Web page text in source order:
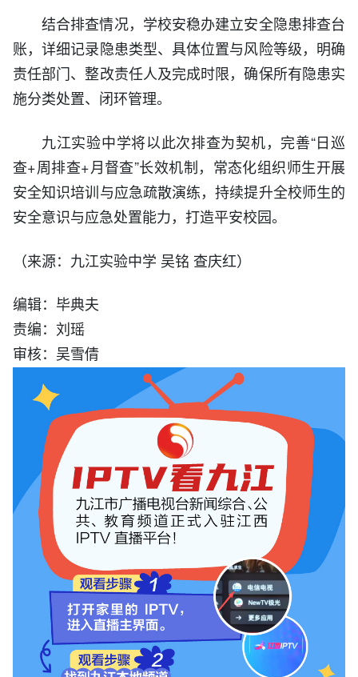
结合排查情况，学校安稳办建立安全隐患排查台
账，详细记录隐患类型、具体位置与风险等级，明确
责任部门、整改责任人及完成时限，确保所有隐患实
施分类处置、闭环管理。
九江实验中学将以此次排查为契机，完善“日巡
查+周排查+月督查”长效机制，常态化组织师生开展
安全知识培训与应急疏散演练，持续提升全校师生的
安全意识与应急处置能力，打造平安校园。
（来源：九江实验中学 吴铭 查庆红）
编辑：毕典夫
责编：刘瑶
审核：吴雪倩